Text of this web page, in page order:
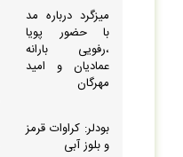
میزگرد درباره مد
با حضور پویا
،رفویی بارانه
عمادیان و امید
مهرگان
بودلر: کراوات قرمز
و بلوز آبی